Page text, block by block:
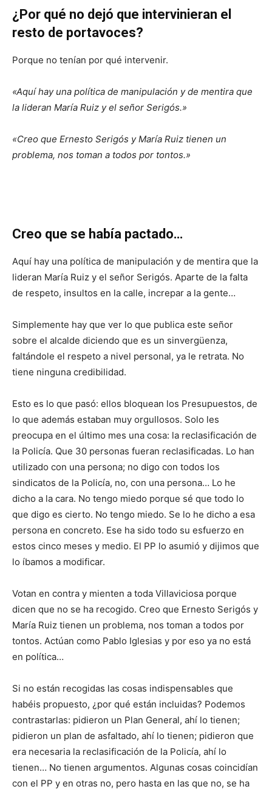
¿Por qué no dejó que intervinieran el
resto de portavoces?
Porque no tenían por qué intervenir.
«Aquí hay una política de manipulación y de mentira que
la lideran María Ruiz y el señor Serigós.»
«Creo que Ernesto Serigós y María Ruiz tienen un
problema, nos toman a todos por tontos.»
Creo que se había pactado…
Aquí hay una política de manipulación y de mentira que la
lideran María Ruiz y el señor Serigós. Aparte de la falta
de respeto, insultos en la calle, increpar a la gente…
Simplemente hay que ver lo que publica este señor
sobre el alcalde diciendo que es un sinvergüenza,
faltándole el respeto a nivel personal, ya le retrata. No
tiene ninguna credibilidad.
Esto es lo que pasó: ellos bloquean los Presupuestos, de
lo que además estaban muy orgullosos. Solo les
preocupa en el último mes una cosa: la reclasificación de
la Policía. Que 30 personas fueran reclasificadas. Lo han
utilizado con una persona; no digo con todos los
sindicatos de la Policía, no, con una persona… Lo he
dicho a la cara. No tengo miedo porque sé que todo lo
que digo es cierto. No tengo miedo. Se lo he dicho a esa
persona en concreto. Ese ha sido todo su esfuerzo en
estos cinco meses y medio. El PP lo asumió y dijimos que
lo íbamos a modificar.
Votan en contra y mienten a toda Villaviciosa porque
dicen que no se ha recogido. Creo que Ernesto Serigós y
María Ruiz tienen un problema, nos toman a todos por
tontos. Actúan como Pablo Iglesias y por eso ya no está
en política…
Si no están recogidas las cosas indispensables que
habéis propuesto, ¿por qué están incluidas? Podemos
contrastarlas: pidieron un Plan General, ahí lo tienen;
pidieron un plan de asfaltado, ahí lo tienen; pidieron que
era necesaria la reclasificación de la Policía, ahí lo
tienen… No tienen argumentos. Algunas cosas coincidían
con el PP y en otras no, pero hasta en las que no, se ha